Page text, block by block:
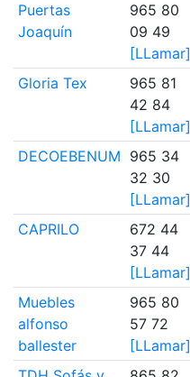
Puertas
Joaquín
965 80
09 49
[LLamar]
Gloria Tex
965 81
42 84
[LLamar]
DECOEBENUM 965 34
32 30
[LLamar]
CAPRILO
672 44
37 44
[LLamar]
Muebles
alfonso
ballester
965 80
57 72
[LLamar]